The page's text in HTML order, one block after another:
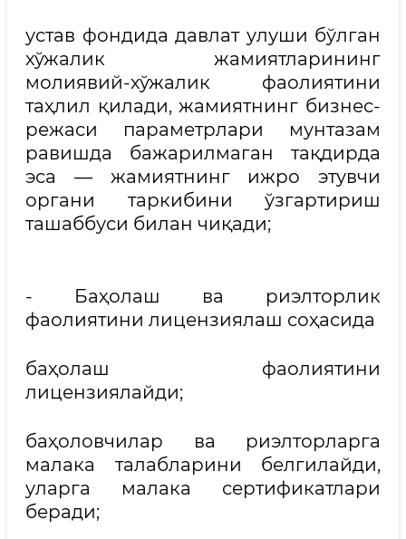
устав фондида давлат улуши бўлган
хўжалик жамиятларининг
молиявий-хўжалик фаолиятини
таҳлил қилади, жамиятнинг бизнес-
режаси параметрлари мунтазам
равишда бажарилмаган тақдирда
эса — жамиятнинг ижро этувчи
органи таркибини ўзгартириш
ташаббуси билан чиқади;
- Баҳолаш ва риэлторлик
фаолиятини лицензиялаш соҳасида
баҳолаш фаолиятини
лицензиялайди;
баҳоловчилар ва риэлторларга
малака талабларини белгилайди,
уларга малака сертификатлари
беради;